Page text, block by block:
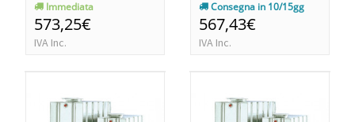
Immediata
573,25€
IVA Inc.
Consegna in 10/15gg
567,43€
IVA Inc.